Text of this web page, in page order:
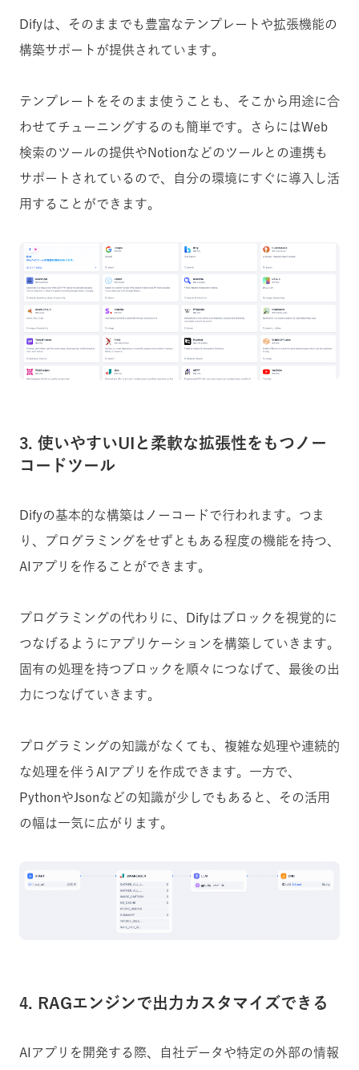
Difyは、そのままでも豊富なテンプレートや拡張機能の
構築サポートが提供されています。
テンプレートをそのまま使うことも、そこから用途に合
わせてチューニングするのも簡単です。さらにはWeb
検索のツールの提供やNotionなどのツールとの連携も
サポートされているので、自分の環境にすぐに導入し活
用することができます。
3. 使いやすいUIと柔軟な拡張性をもつノー
コードツール
Difyの基本的な構築はノーコードで行われます。つま
り、プログラミングをせずともある程度の機能を持つ、
AIアプリを作ることができます。
プログラミングの代わりに、Difyはブロックを視覚的に
つなげるようにアプリケーションを構築していきます。
固有の処理を持つブロックを順々につなげて、最後の出
力につなげていきます。
プログラミングの知識がなくても、複雑な処理や連続的
な処理を伴うAIアプリを作成できます。一方で、
PythonやJsonなどの知識が少しでもあると、その活用
の幅は一気に広がります。
4. RAGエンジンで出力カスタマイズできる
AIアプリを開発する際、自社データや特定の外部の情報